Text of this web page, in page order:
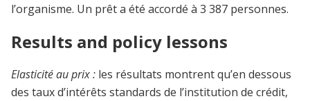
l’organisme. Un prêt a été accordé à 3 387 personnes.
Results and policy lessons
Elasticité au prix : les résultats montrent qu’en dessous
des taux d’intérêts standards de l’institution de crédit,